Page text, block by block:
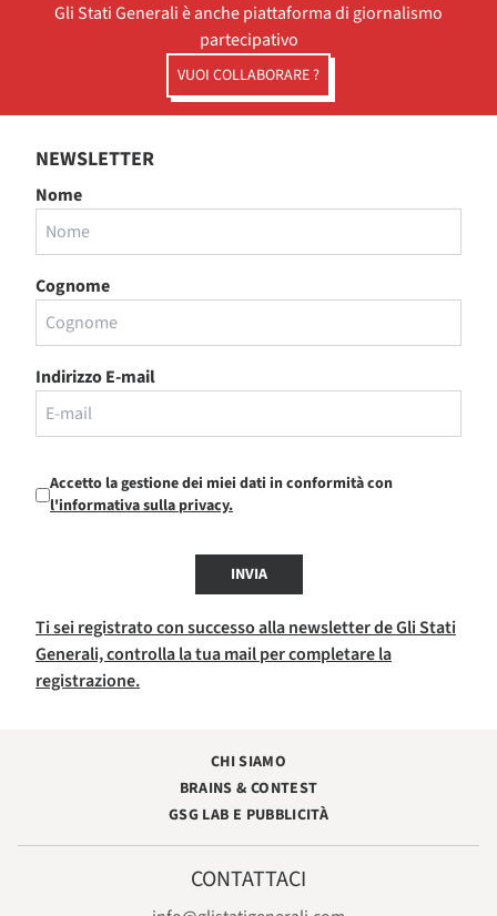
Gli Stati Generali è anche piattaforma di giornalismo
partecipativo
VUOI COLLABORARE ?
NEWSLETTER
Nome
Cognome
Indirizzo E-mail
Accetto la gestione dei miei dati in conformità con
l'informativa sulla privacy.
INVIA
Ti sei registrato con successo alla newsletter de Gli Stati
Generali, controlla la tua mail per completare la
registrazione.
CHI SIAMO
BRAINS & CONTEST
GSG LAB E PUBBLICITÀ
CONTATTACI